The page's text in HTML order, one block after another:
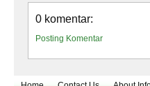
0 komentar:
Posting Komentar